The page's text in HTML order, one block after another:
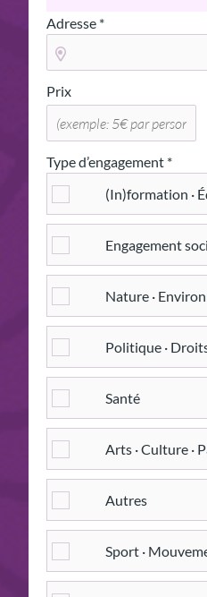
Adresse *
Prix
Type d’engagement *
(In)formation ·
Engagement
Nature ·
Politique ·
Santé
Arts · Culture ·
Autres
Sport ·